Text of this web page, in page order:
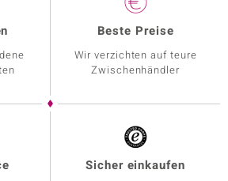
Beste Preise
Wir verzichten auf teure
Zwischenhändler
Sicher einkaufen